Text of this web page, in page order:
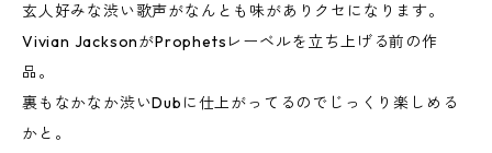
玄人好みな渋い歌声がなんとも味がありクセになります。
Vivian JacksonがProphetsレーベルを立ち上げる前の作
品。
裏もなかなか渋いDubに仕上がってるのでじっくり楽しめる
かと。